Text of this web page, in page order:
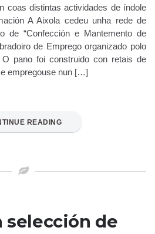
coas distintas actividades de índole
A Aixola cedeu unha rede de
de “Confección e Mantemento de
de Emprego organizado polo
pano foi construido con retais de
empregouse nun […]
READING
selección de